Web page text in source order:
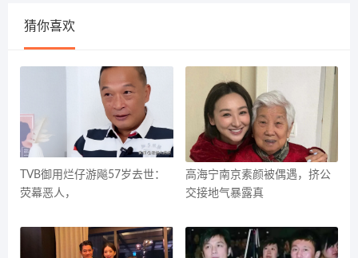
猜你喜欢
TVB御用烂仔游飚57岁去世：
荧幕恶人，
高海宁南京素颜被偶遇，挤公
交接地气暴露真